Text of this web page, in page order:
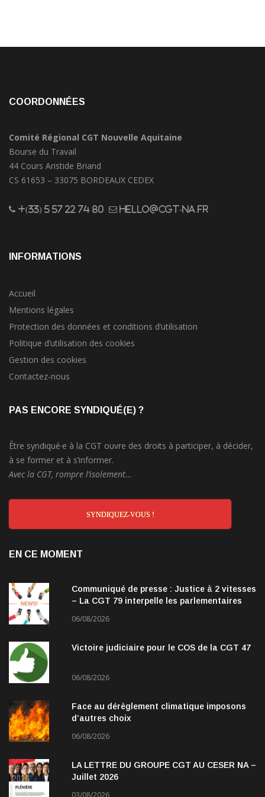
COORDONNÉES
Comité Régional CGT Nouvelle Aquitaine
Bourse du Travail
44 Cours Aristide Briand
CS 61653 – 33075 BORDEAUX CEDEX
+(33) 5 57 22 74 80 hello@cgt-na.fr
INFORMATIONS
Accueil
Mentions légales
Protection des données et conditions d’utilisation
Politique d’utilisation des cookies
Gestion des cookies
Contactez-nous
PAS ENCORE SYNDIQUÉ(E) ?
Être syndiqué·e à la CGT ouvre des droits à participer, à décider,
à se former et à s’informer.
Avec la CGT, rompre l’isolement…
SYNDIQUEZ-VOUS !
EN CE MOMENT
Communiqué de presse : Justice à 2 vitesses
– La CGT 79 interpelle les parlementaires
06/08/2026
Victoire judiciaire pour le COS de la CGT 47
06/08/2026
Face au dérèglement climatique imposons
d’autres choix
06/08/2026
LA LETTRE DU GROUPE CGT AU CESER NA –
Juillet 2026
03/08/2026